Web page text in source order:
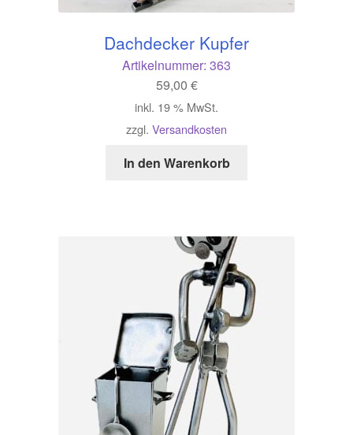
Dachdecker Kupfer
Artikelnummer: 363
59,00 €
inkl. 19 % MwSt.
zzgl. Versandkosten
In den Warenkorb